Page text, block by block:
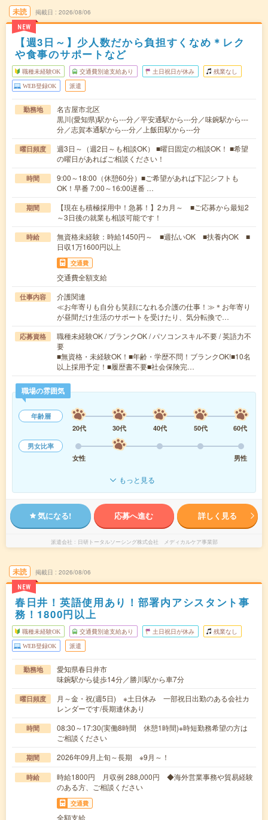
未読
NEW
掲載日 2026/08/06
【週3日～】少人数だから負担すくなめ＊レク
や食事のサポートなど
職種未経験OK 交通費別途支給あり 土日祝日が休み 残業なし
WEB登録OK 派遣
勤務地
名古屋市北区
黒川(愛知県)駅から---分／平安通駅から---分／味鋺駅から---
分／志賀本通駅から---分／上飯田駅から---分
曜日頻度
週3日～（週2日～も相談OK） ■曜日固定の相談OK！ ■希望
の曜日があればご相談ください！
時間
9:00～18:00（休憩60分）■ご希望があれば下記シフトも
OK！早番 7:00～16:00遅番 …
期間
【現在も積極採用中！急募！】2カ月～ ■ご応募から最短2
～3日後の就業も相談可能です！
時給
無資格未経験：時給1450円～ ■週払いOK ■扶養内OK ■
日収1万1600円以上
交通費
交通費全額支給
仕事内容
介護関連
≪お年寄りも自分も笑顔になれる介護の仕事！≫＊お年寄り
が昼間だけ生活のサポートを受けたり、気分転換で…
応募資格
職種未経験OK / ブランクOK / パソコンスキル不要 / 英語力不
要
■無資格・未経験OK！■年齢・学歴不問！ブランクOK!■10名
以上採用予定！■履歴書不要■社会保険完…
職場の雰囲気
年齢層
20代
30代 40代 50代
60代
男女比率
女性
男性
もっと見る
気になる! 応募へ進む 詳しく見る
派遣会社 日研トータルソーシング株式会社 メディカルケア事業部
未読
NEW
掲載日 2026/08/06
春日井！英語使用あり！部署内アシスタント事
務！1800円以上
職種未経験OK 交通費別途支給あり 土日祝日が休み 残業なし
WEB登録OK 派遣
勤務地
愛知県春日井市
味鋺駅から徒歩14分／勝川駅から車7分
曜日頻度
月～金・祝(週5日) ※土日休み 一部祝日出勤のある会社カ
レンダーです/長期連休あり
時間
08:30～17:30(実働8時間 休憩1時間)※時短勤務希望の方は
ご相談ください
期間 2026年09月上旬～長期 ※9月～！
時給
時給1800円 月収例 288,000円 ◆海外営業事務や貿易経験
のある方、ご相談ください
交通費
全額支給